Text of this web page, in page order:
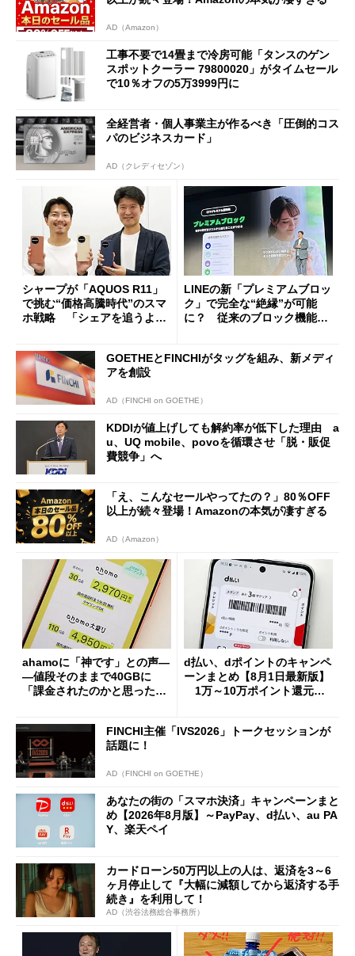
AD（Amazon）
工事不要で14畳まで冷房可能「タンスのゲン
スポットクーラー 79800020」がタイムセール
で10％オフの5万3999円に
全経営者・個人事業主が作るべき「圧倒的コス
パのビジネスカード」
AD（クレディセゾン）
シャープが「AQUOS R11」
で挑む“価格高騰時代”のスマ
ホ戦略 「シェアを追うより
LINEの新「プレミアムブロッ
ク」で完全な“絶縁”が可能
に？ 従来のブロック機能と
GOETHEとFINCHIがタッグを組み、新メディ
アを創設
AD（FINCHI on GOETHE）
KDDIが値上げしても解約率が低下した理由 a
u、UQ mobile、povoを循環させ「脱・販促
費競争」へ
「え、こんなセールやってたの？」80％OFF
以上が続々登場！Amazonの本気が凄すぎる
AD（Amazon）
ahamoに「神です」との声―
―値段そのままで40GBに
「課金されたのかと思った」
d払い、dポイントのキャンペ
ーンまとめ【8月1日最新版】
1万～10万ポイント還元の
FINCHI主催「IVS2026」トークセッションが
話題に！
AD（FINCHI on GOETHE）
あなたの街の「スマホ決済」キャンペーンまと
め【2026年8月版】～PayPay、d払い、au PA
Y、楽天ペイ
カードローン50万円以上の人は、返済を3～6
ヶ月停止して『大幅に減額してから返済する手
続き』を利用して！
AD（渋谷法務総合事務所）